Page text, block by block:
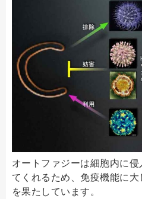
オートファジーは細胞内に
てくれるため、免疫機能に
を果たしています。